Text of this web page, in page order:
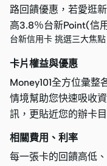
路回饋優惠，若愛逛
高3.8％台新Point(信
台新信用卡 挑選三大焦
卡片權益與優惠
Money101全方位彙整
情境幫助您快速吸收
訊，更貼近您的辦卡
相關費用、利率
每一張卡的回饋高低